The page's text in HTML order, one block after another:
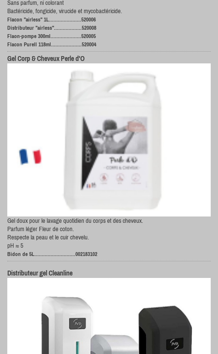
Sans parfum, ni colorant
Bactéricide, fongicide, virucide et mycobactéricide.
Flacon "airless" 1L......................520006
Distributeur "airless"...................520008
Flaon-pompe 300ml.....................520005
Flacon Purell 118ml.....................520004
Gel Corp & Cheveux Perle d'O
Gel doux pour le lavage quotidien du corps et des cheveux.
Parfum léger Fleur de coton.
Respecte la peau et le cuir chevelu.
pH ≈ 5
Bidon de 5L............................002183102
Distributeur gel Cleanline